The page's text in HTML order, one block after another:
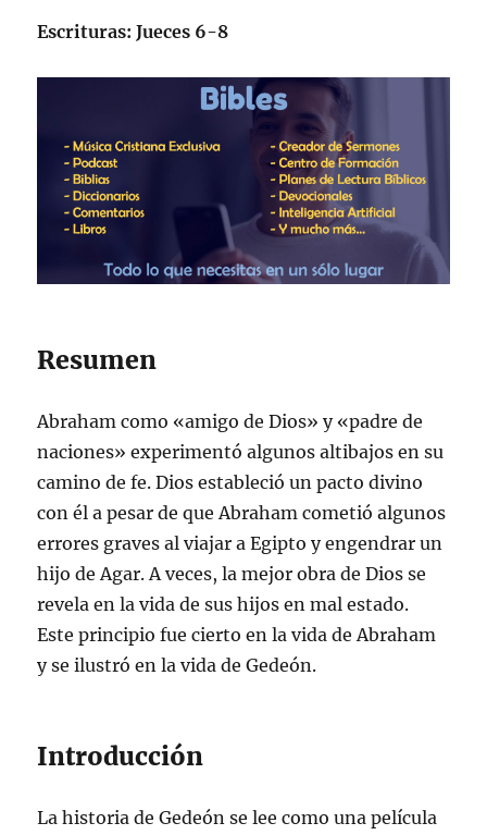
Escrituras: Jueces 6-8
Resumen
Abraham como «amigo de Dios» y «padre de
naciones» experimentó algunos altibajos en su
camino de fe. Dios estableció un pacto divino
con él a pesar de que Abraham cometió algunos
errores graves al viajar a Egipto y engendrar un
hijo de Agar. A veces, la mejor obra de Dios se
revela en la vida de sus hijos en mal estado.
Este principio fue cierto en la vida de Abraham
y se ilustró en la vida de Gedeón.
Introducción
La historia de Gedeón se lee como una película